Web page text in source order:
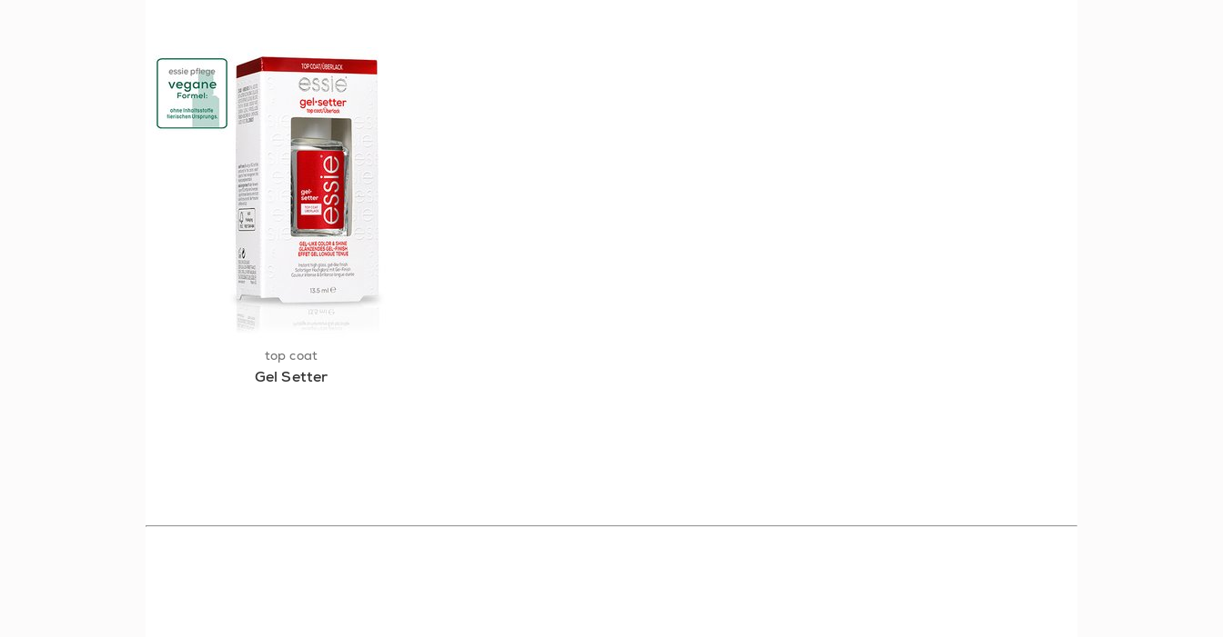
top coat
Gel Setter